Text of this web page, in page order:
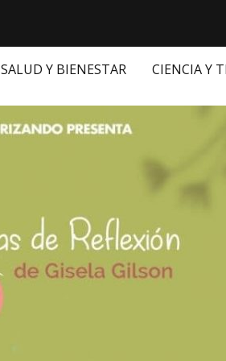
SALUD Y BIENESTAR CIENCIA Y